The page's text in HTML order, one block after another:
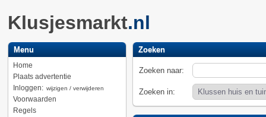
Klusjesmarkt.nl
Menu
Home
Plaats advertentie
Inloggen: wijzigen / verwijderen
Voorwaarden
Regels
Zoeken
Zoeken naar:
Zoeken in: